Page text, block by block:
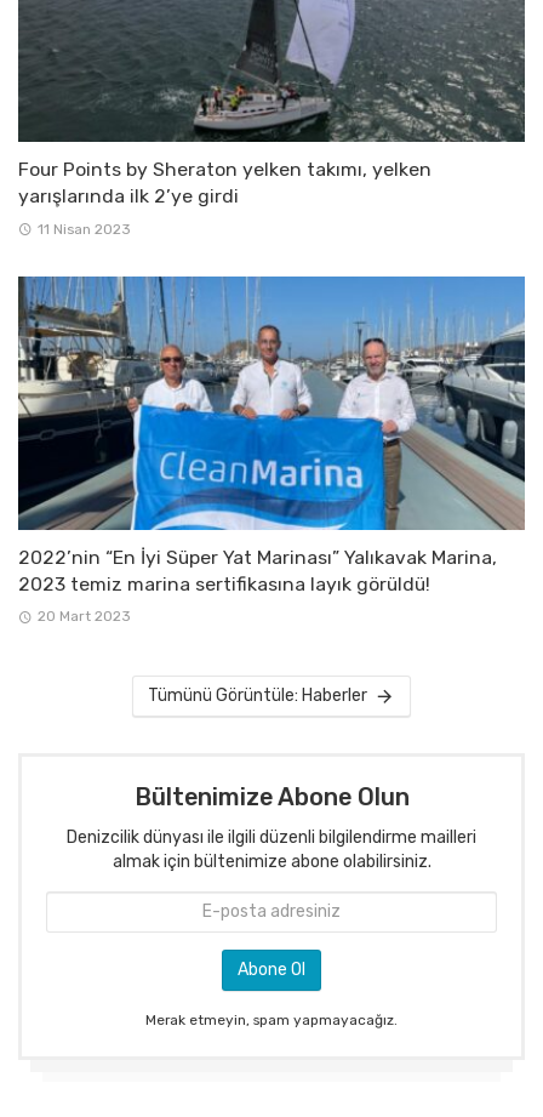
Four Points by Sheraton yelken takımı, yelken
yarışlarında ilk 2’ye girdi
11 Nisan 2023
2022’nin “En İyi Süper Yat Marinası” Yalıkavak Marina,
2023 temiz marina sertifikasına layık görüldü!
20 Mart 2023
Tümünü Görüntüle: Haberler
Bültenimize Abone Olun
Denizcilik dünyası ile ilgili düzenli bilgilendirme mailleri
almak için bültenimize abone olabilirsiniz.
Merak etmeyin, spam yapmayacağız.